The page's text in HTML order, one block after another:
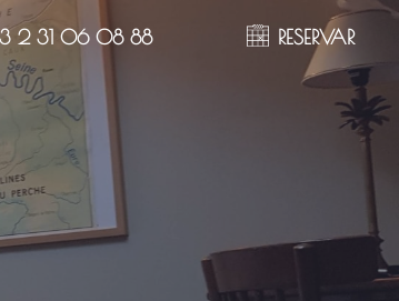
2 31 06 08 88 RESERVAR